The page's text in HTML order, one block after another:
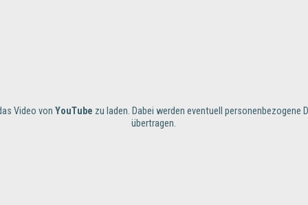
Video vonYouTube zu laden. Dabei werden eventuell personenbezogene
übertragen.